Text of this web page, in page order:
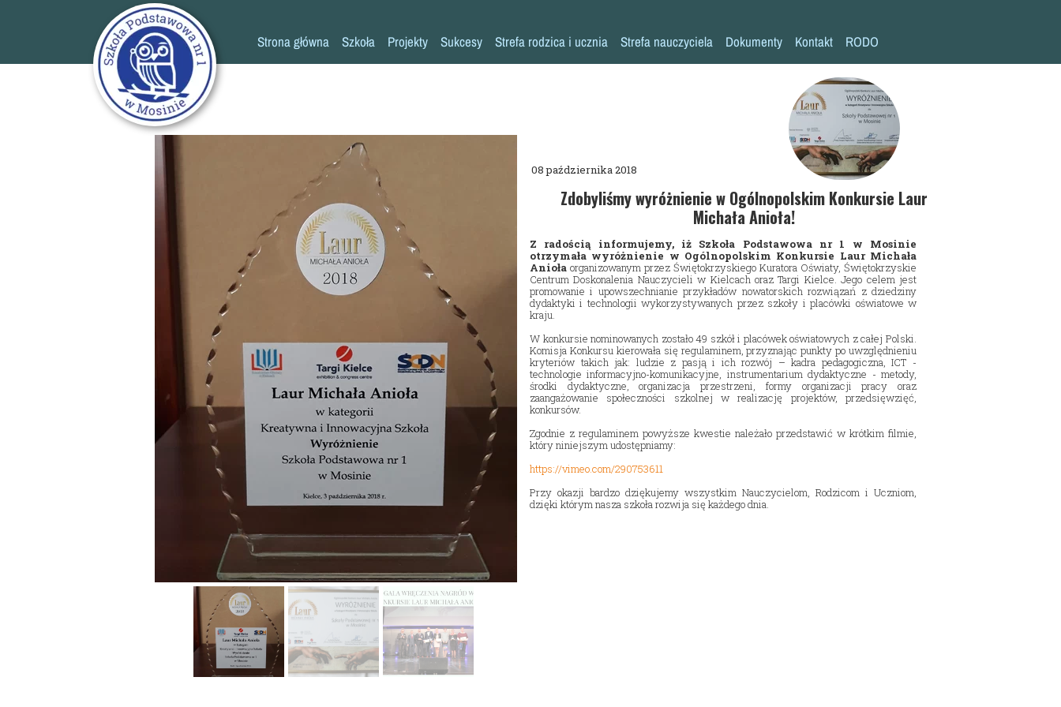
08 października 2018
Z radością informujemy, iż Szkoła Podstawowa nr 1 w Mosinie
otrzymała wyróżnienie w Ogólnopolskim Konkursie Laur Michała
Anioła organizowanym przez Świętokrzyskiego Kuratora Oświaty, Świętokrzyskie
Centrum Doskonalenia Nauczycieli w Kielcach oraz Targi Kielce. Jego celem jest
promowanie i upowszechnianie przykładów nowatorskich rozwiązań z dziedziny
dydaktyki i technologii wykorzystywanych przez szkoły i placówki oświatowe w
kraju.
W konkursie nominowanych zostało 49 szkół i placówek oświatowych z całej Polski.
Komisja Konkursu kierowała się regulaminem, przyznając punkty po uwzględnieniu
kryteriów takich jak: ludzie z pasją i ich rozwój – kadra pedagogiczna, ICT -
technologie informacyjno-komunikacyjne, instrumentarium dydaktyczne - metody,
środki dydaktyczne, organizacja przestrzeni, formy organizacji pracy oraz
zaangażowanie społeczności szkolnej w realizację projektów, przedsięwzięć,
konkursów.
Zgodnie z regulaminem powyższe kwestie należało przedstawić w krótkim filmie,
który niniejszym udostępniamy:
https://vimeo.com/290753611
Przy okazji bardzo dziękujemy wszystkim Nauczycielom, Rodzicom i Uczniom,
dzięki którym nasza szkoła rozwija się każdego dnia.
Zdobyliśmy wyróżnienie w Ogólnopolskim Konkursie Laur
Michała Anioła!
Strona główna Szkoła
Historia szkoły
Rada rodziców
Biblioteka
Stołówka
Kronika
Projekty
Erasmus+ AKREDYTACJA
Niebieskie Igrzyska
Szkoła Odpowiedzialna Cyfrowo
Zaczytana Jedynka
#SuperKoderzy
# klikaj pozytywnie
Nasza szkoła jest OK
Erasmus+ Uniwersalny Język Sztuki
Erasmus+ Przez dwujęzyczność do przyszłości
Erasmus+ Mózgi w szkole. Wiedza jest potęgą!
Sukcesy
Konkursy przedmiotowe
Strefa rodzica i ucznia
Klasy 0-3
Kalendarz roku szkolnego
Harmonogram imprez i uroczystości
Nasza szkoła jest SUPER!
Klasy dwujęzyczne
Doradztwo zawodowe
Nabór
Strefa nauczyciela
Pliki do pobrania
Dokumenty
Statut szkoły
Plan pracy szkoły
Wymagania edukacyjne
Program wychowawczo-profilaktyczny
Procedura bezpieczeństwa/Covid-19
Deklaracja dostępności
Standardy Ochrony Małoletnich
Kontakt RODO